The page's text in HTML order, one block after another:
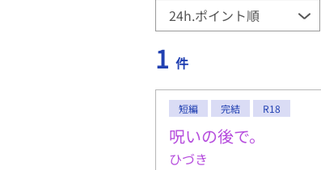
1 件
短編 完結 R18
呪いの後で。
ひづき